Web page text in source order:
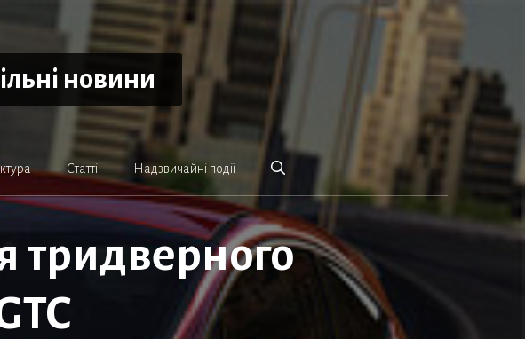
новини
Статті Надзвичайні події
тридверного